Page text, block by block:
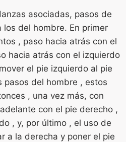
asociadas, pasos de
los del hombre. En primer
, paso hacia atrás con el
hacia atrás con el izquierdo
el pie izquierdo al pie
pasos del hombre , estos
, una vez más, con
con el pie derecho ,
, y, por último , el uso de
a la derecha y poner el pie